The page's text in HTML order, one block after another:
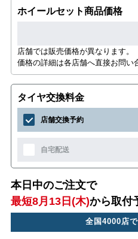
ホイールセット商品価格
店舗では販売価格が異なります。
価格の詳細は各店舗へ直接お問い
タイヤ交換料金
店舗交換予約
自宅配送
本日中のご注文で
最短8月13日(木)から取付
全国4000店